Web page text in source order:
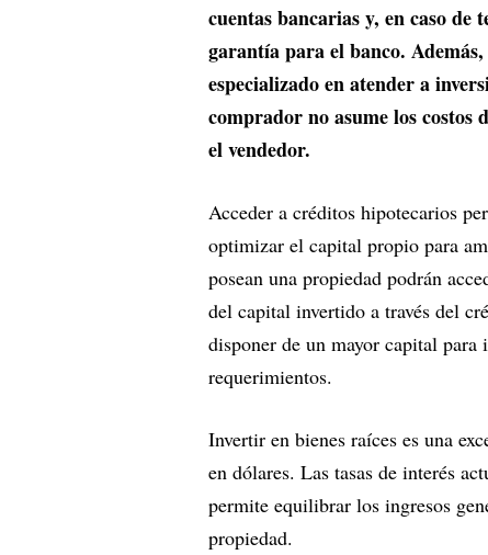
cuentas bancarias y, en caso de
garantía para el banco.
especializado en atender a
comprador no asume los costos
el vendedor.
Acceder a créditos hipotecarios
optimizar el capital propio para
posean una propiedad podrán
del capital invertido a través del
disponer de un mayor capital
requerimientos.
Invertir en bienes raíces es una
en dólares. Las tasas de interés
permite equilibrar los ingresos
propiedad.